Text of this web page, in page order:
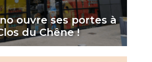
ouvre ses portes à
du Chêne !